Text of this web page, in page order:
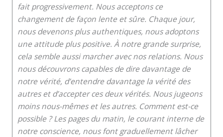
fait progressivement. Nous acceptons ce
changement de façon lente et sûre. Chaque jour,
nous devenons plus authentiques, nous adoptons
une attitude plus positive. À notre grande surprise,
cela semble aussi marcher avec nos relations. Nous
nous découvrons capables de dire davantage de
notre vérité, d’entendre davantage la vérité des
autres et d’accepter ces deux vérités. Nous jugeons
moins nous-mêmes et les autres. Comment est-ce
possible ? Les pages du matin, le courant interne de
notre conscience, nous font graduellement lâcher